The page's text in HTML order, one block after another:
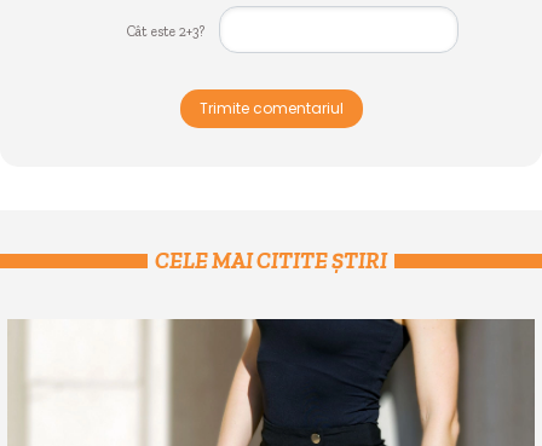
Cât este 2+3?
Trimite comentariul
CELE MAI CITITE ȘTIRI